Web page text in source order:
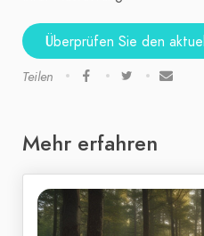
Überprüfen Sie den
Teilen
Mehr erfahren